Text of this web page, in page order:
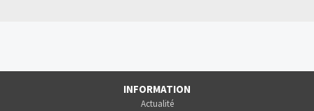
INFORMATION
Actualité